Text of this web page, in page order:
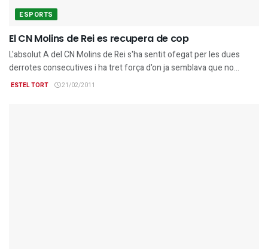
ESPORTS
El CN Molins de Rei es recupera de cop
L'absolut A del CN Molins de Rei s'ha sentit ofegat per les dues
derrotes consecutives i ha tret força d'on ja semblava que no...
ESTEL TORT 21/02/2011